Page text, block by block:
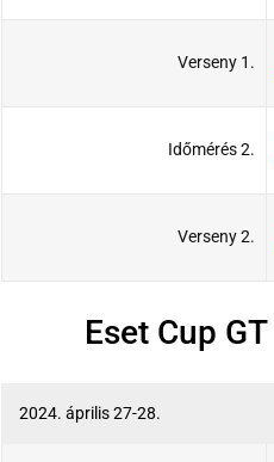
Verseny 1.
Időmérés 2.
Verseny 2.
Eset Cup
2024. április 27-28.